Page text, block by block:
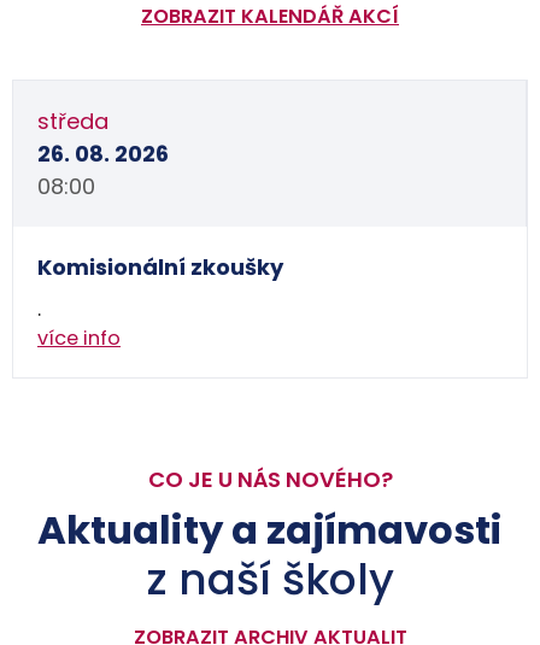
ZOBRAZIT KALENDÁŘ AKCÍ
středa
26. 08. 2026
08:00
Komisionální zkoušky
.
více info
CO JE U NÁS NOVÉHO?
Aktuality a zajímavosti
z naší školy
ZOBRAZIT ARCHIV AKTUALIT